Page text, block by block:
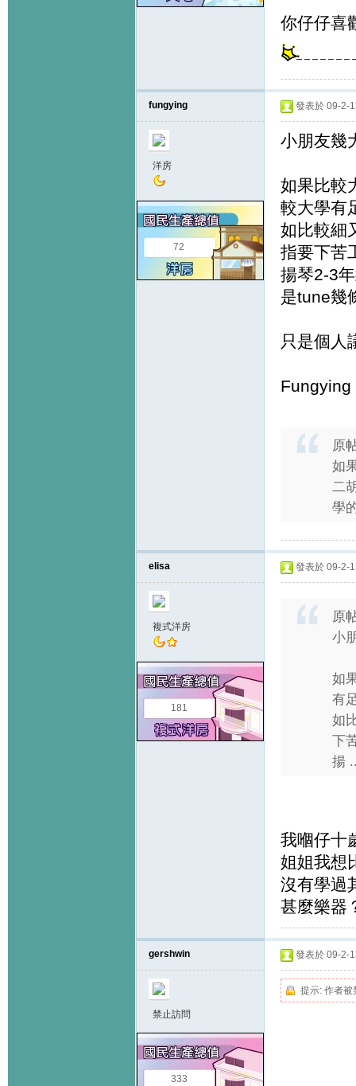
你仔仔喜
fungying
洋房
72
發表於 09-2-
小朋友幾
如果比較
較大學有
如比較細
指要下苦
揚琴2-3
是tune幾
只是個人
Fungying
原
如
二
學
elisa
複式洋房
181
發表於 09-2-
原
小
如
有
如
下
揚
我嗰仔十
姐姐我想
沒有學過
甚麼樂器
gershwin
禁止訪問
333
發表於 09-2-
提示: 作者被